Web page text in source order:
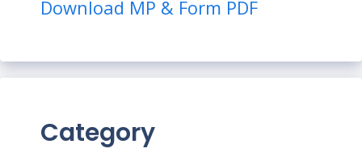
Download MP & Form PDF
Category